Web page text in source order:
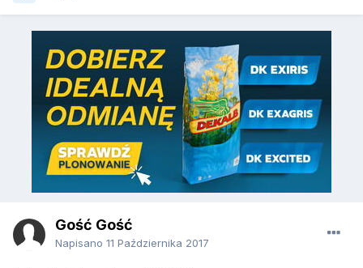
Gość Gość
Napisano 11 Października 2017